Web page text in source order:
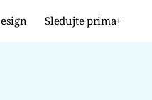
Sledujte prima+